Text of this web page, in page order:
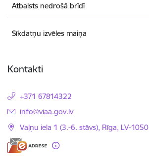
Atbalsts nedrošā brīdī
Sīkdatņu izvēles maiņa
Kontakti
+371 67814322
E-pasts:
info@viaa.gov.lv
Vaļņu iela 1 (3.-6. stāvs), Rīga, LV-1050